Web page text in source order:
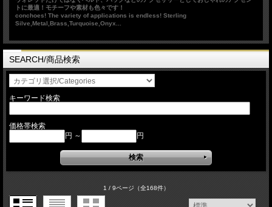
トに最適！モチーフや素材も色々です！
conchoes! The variety of applications is endless! Sterling
Silve,Metal,Brass,Turquoise,Onyx...
SEARCH/商品検索
キーワード検索
価格帯検索
円 ～
円
1 / 9ページ（全168件）